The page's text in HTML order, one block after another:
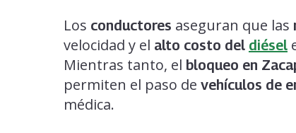
Los conductores aseguran que las
velocidad y el alto costo del diésel
Mientras tanto, el bloqueo en
permiten el paso de vehículos de
médica.